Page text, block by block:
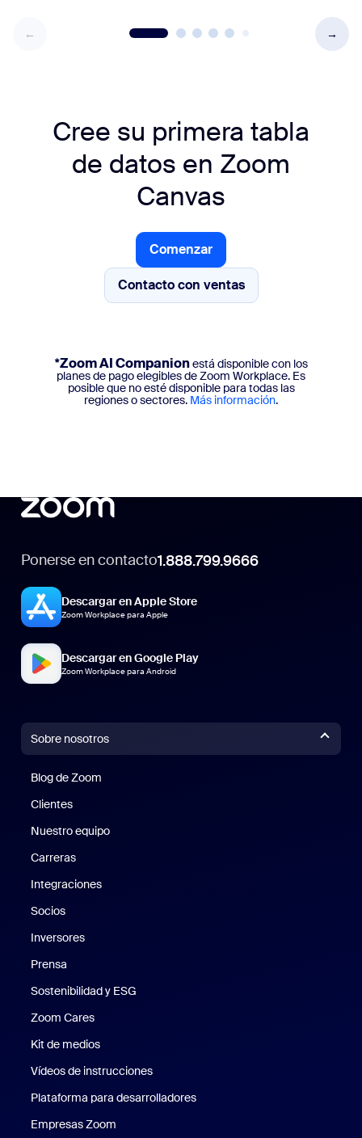
Cree su primera tabla
de datos en Zoom
Canvas
Comenzar
Comenzar
Contacto con ventas
Contacto con ventas
*Zoom AI Companionestá disponible con los
planes de pago elegibles de Zoom Workplace. Es
posible que no esté disponible para todas las
regiones o sectores. Más información.
Ponerse en contacto1.888.799.9666
Descargar en Apple Store
Zoom Workplace para Apple
Descargar en Google Play
Zoom Workplace para Android
Sobre nosotros
Blog de Zoom
Clientes
Nuestro equipo
Carreras
Integraciones
Socios
Inversores
Prensa
Sostenibilidad y ESG
Zoom Cares
Kit de medios
Vídeos de instrucciones
Plataforma para desarrolladores
Empresas Zoom